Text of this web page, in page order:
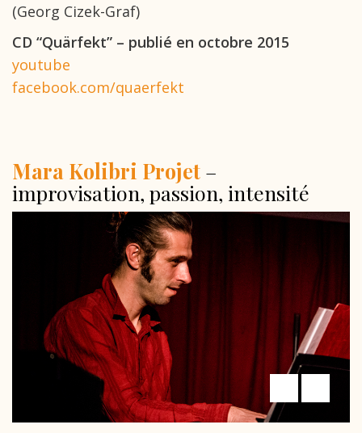
(Georg Cizek-Graf)
CD “Quärfekt” – publié en octobre 2015
youtube
facebook.com/quaerfekt
Mara Kolibri Projet –
improvisation, passion, intensité